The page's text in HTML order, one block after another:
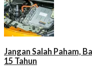
Jangan Salah Paham,
15 Tahun